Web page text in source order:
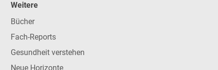
Weitere
Bücher
Fach-Reports
Gesundheit verstehen
Neue Horizonte